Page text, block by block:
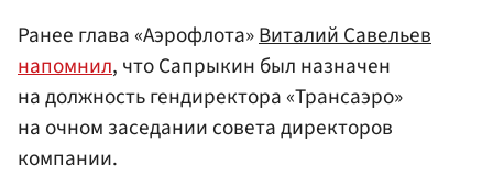
Ранее глава «Аэрофлота»Виталий Савельев
напомнил, что Сапрыкин был назначен
на должность гендиректора «Трансаэро»
на очном заседании совета директоров
компании.